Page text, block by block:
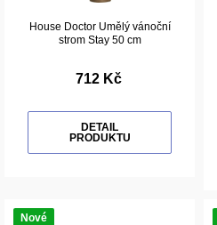
House Doctor Umělý vánoční
strom Stay 50 cm
712 Kč
DETAIL
PRODUKTU
Nové